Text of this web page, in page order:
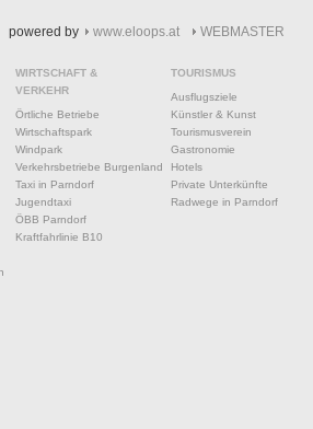
powered by www.eloops.at WEBMASTER
WIRTSCHAFT &
VERKEHR
Örtliche Betriebe
Wirtschaftspark
Windpark
Verkehrsbetriebe Burgenland
Taxi in Parndorf
Jugendtaxi
ÖBB Parndorf
Kraftfahrlinie B10
TOURISMUS
Ausflugsziele
Künstler & Kunst
Tourismusverein
Gastronomie
Hotels
Private Unterkünfte
Radwege in Parndorf